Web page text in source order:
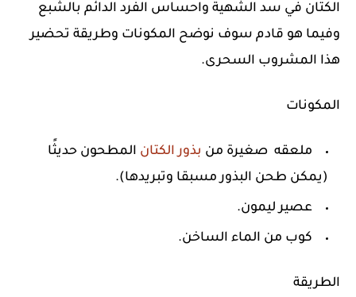
الكتان في سد الشهية واحساس الفرد الدائم بالشبع
وفيما هو قادم سوف نوضح المكونات وطريقة تحضير
هذا المشروب السحرى.
المكونات
ملعقه صغيرة من بذور الكتان المطحون حديثًا
(يمكن طحن البذور مسبقا وتبريدها).
عصير ليمون.
كوب من الماء الساخن.
الطريقة